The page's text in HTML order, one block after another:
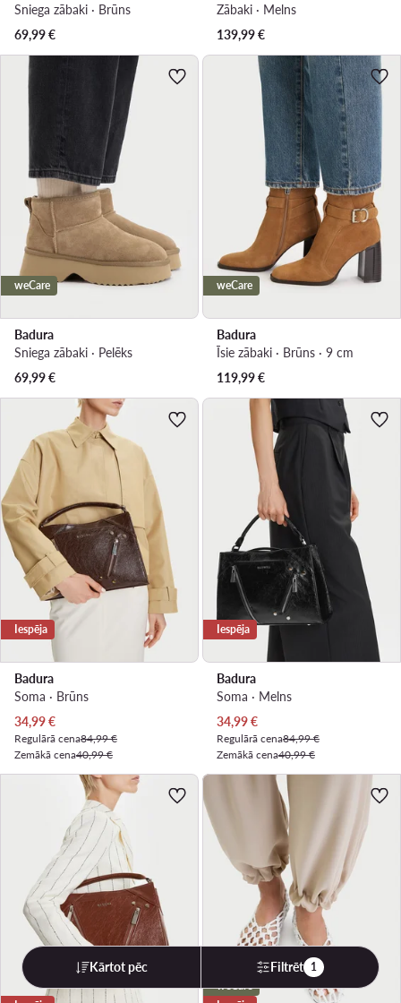
Sniega zābaki · Brūns
69,99€
Zābaki · Melns
139,99€
weCare
Badura
Sniega zābaki · Pelēks
69,99€
weCare
Badura
Īsie zābaki · Brūns · 9 cm
119,99€
Iespēja
Badura
Soma · Brūns
Pašreizējā cena
34,99€
Regulārā cena84,99 €
Zemākā cena40,99 €
Iespēja
Badura
Soma · Melns
Pašreizējā cena
34,99€
Regulārā cena84,99 €
Zemākā cena40,99 €
weCare
Kārtot pēc Filtrēt 1